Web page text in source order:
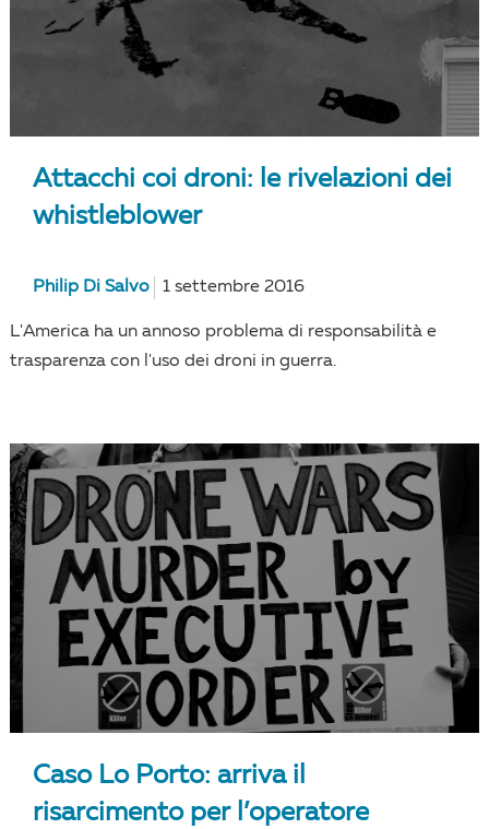
Attacchi coi droni: le rivelazioni dei
whistleblower
Philip Di Salvo 1 settembre 2016
L'America ha un annoso problema di responsabilità e
trasparenza con l'uso dei droni in guerra.
Caso Lo Porto: arriva il
risarcimento per l’operatore